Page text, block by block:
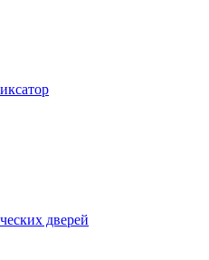
дверей